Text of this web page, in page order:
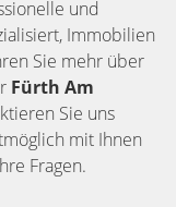
und
Immobilien
Sie mehr über
Fürth Am
Sie uns
mit Ihnen
Fragen.